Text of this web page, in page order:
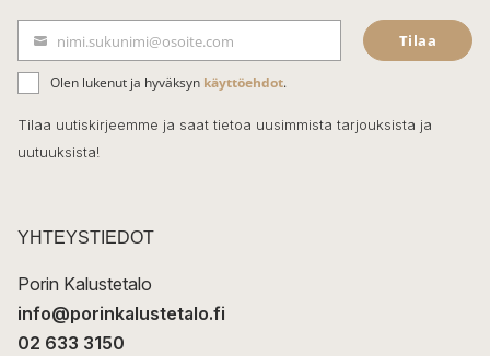
e
b
o
o
k
ä
h
k
t
nimi.sukunimi@osoite.com Tilaa
Olen lukenut ja hyväksyn käyttöehdot.
Tilaa uutiskirjeemme ja saat tietoa uusimmista tarjouksista ja
uutuuksista!
YHTEYSTIEDOT
Porin Kalustetalo
info@porinkalustetalo.fi
02 633 3150